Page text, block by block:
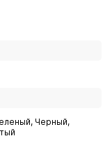
помогает дольше
с высокой
поля создаёт
- контрастное
Черный,